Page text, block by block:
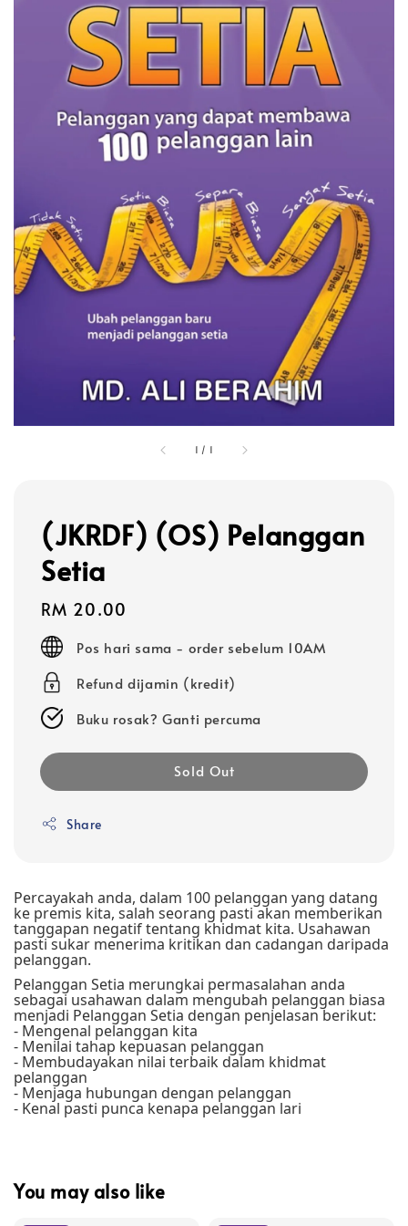
1 / 1
(JKRDF) (OS) Pelanggan
Setia
Regular
price
RM 20.00
Pos hari sama - order sebelum 10AM
Refund dijamin (kredit)
Buku rosak? Ganti percuma
Sold Out
Share
Percayakah anda, dalam 100 pelanggan yang datang
ke premis kita, salah seorang pasti akan memberikan
tanggapan negatif tentang khidmat kita. Usahawan
pasti sukar menerima kritikan dan cadangan daripada
pelanggan.
Pelanggan Setia merungkai permasalahan anda
sebagai usahawan dalam mengubah pelanggan biasa
menjadi Pelanggan Setia dengan penjelasan berikut:
- Mengenal pelanggan kita
- Menilai tahap kepuasan pelanggan
- Membudayakan nilai terbaik dalam khidmat
pelanggan
- Menjaga hubungan dengan pelanggan
- Kenal pasti punca kenapa pelanggan lari
You may also like